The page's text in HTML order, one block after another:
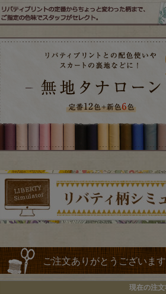
ご注文ありがとうございます